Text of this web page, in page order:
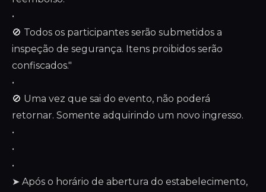
•
🚫 Todos os participantes serão submetidos a
inspeção de segurança. Itens proibidos serão
confiscados."
•
🚫 Uma vez que sai do evento, não poderá
retornar. Somente adquirindo um novo ingresso.
•
•
•
➤ Após o horário de abertura do estabelecimento,